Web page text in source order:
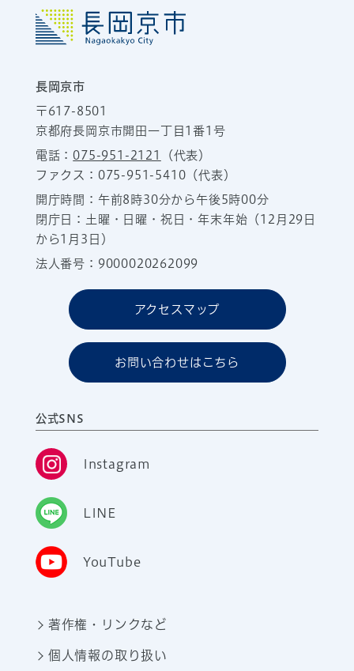
長岡京市
〒617-8501
京都府長岡京市開田一丁目1番1号
電話：075-951-2121
（代表）
ファクス：075-951-5410（代表）
開庁時間：午前8時30分から午後5時00分
閉庁日：土曜・日曜・祝日・年末年始（12月29日
から1月3日）
法人番号：9000020262099
アクセスマップ
お問い合わせはこちら
公式SNS
Instagram
LINE
YouTube
著作権・リンクなど
個人情報の取り扱い